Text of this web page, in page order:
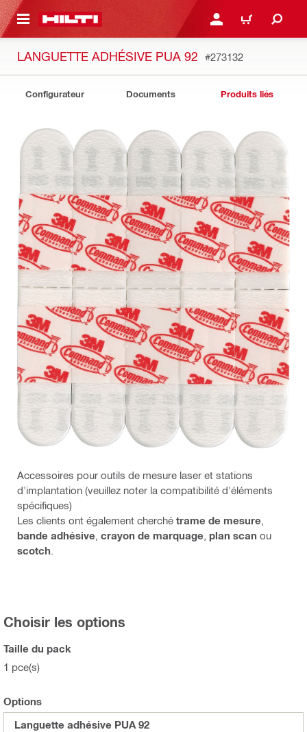
CONTENT CONNEXION OU
PANIER
LANGUETTE ADHÉSIVE PUA 92 #273132
Configurateur Documents Produits liés
Accessoires pour outils de mesure laser et stations
d'implantation (veuillez noter la compatibilité d'éléments
spécifiques)
Les clients ont également cherché trame de mesure
bande adhésive crayon de marquage plan scan ou
scotch
Choisir les options
Taille du pack
1 pce(s)
Options
Languette adhésive PUA 92